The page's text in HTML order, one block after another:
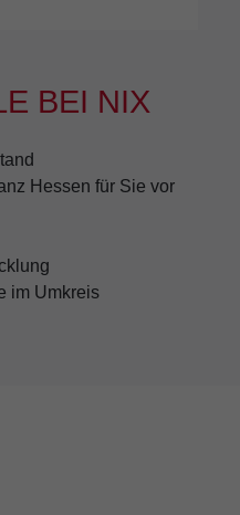
BEI NIX
Hessen für Sie vor
im Umkreis